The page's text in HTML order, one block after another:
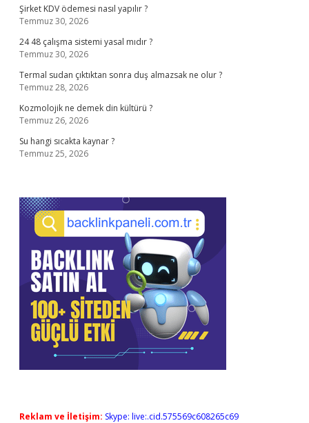
Şirket KDV ödemesi nasıl yapılır ?
Temmuz 30, 2026
24 48 çalışma sistemi yasal mıdır ?
Temmuz 30, 2026
Termal sudan çıktıktan sonra duş almazsak ne olur ?
Temmuz 28, 2026
Kozmolojik ne demek din kültürü ?
Temmuz 26, 2026
Su hangi sıcakta kaynar ?
Temmuz 25, 2026
Reklam ve İletişim: Skype: live:.cid.575569c608265c69